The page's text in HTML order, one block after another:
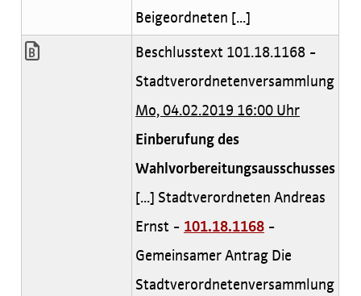
Beigeordneten [...]
Beschlusstext 101.18.1168 -
Stadtverordnetenversammlung
Mo, 04.02.2019 16:00 Uhr
Einberufung des
Wahlvorbereitungsausschusses
[...] Stadtverordneten Andreas
Ernst - 101.18.1168-
Gemeinsamer Antrag Die
Stadtverordnetenversammlung